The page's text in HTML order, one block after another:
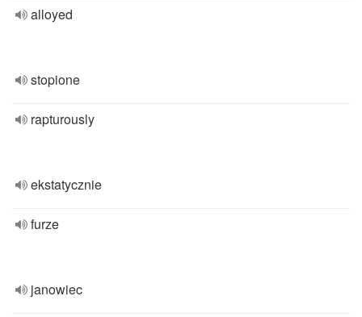
alloyed
stopione
rapturously
ekstatycznie
furze
janowiec